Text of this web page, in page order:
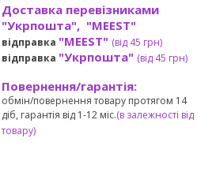
Доставка перевізниками
"Укрпошта", "MEEST"
відправка "MEEST" (від 45 грн)
відправка "Укрпошта" (від 45 грн)
Повернення/гарантія:
обмін/повернення товару протягом 14
діб, гарантія від 1-12 міс.(в залежності від
товару)